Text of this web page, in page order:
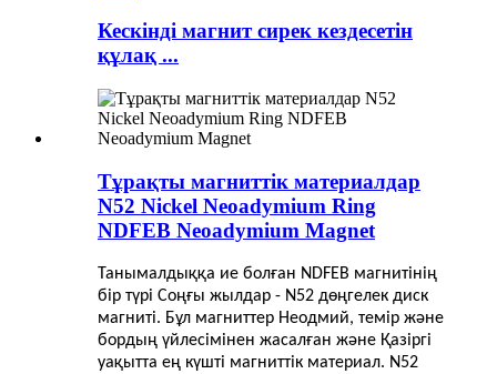
Кескінді магнит сирек кездесетін
құлақ ...
Тұрақты магниттік материалдар
N52 Nickel Neoadymium Ring
NDFEB Neoadymium Magnet
Танымалдыққа ие болған NDFEB магнитінің
бір түрі Соңғы жылдар - N52 дөңгелек диск
магниті. Бұл магниттер Неодмий, темір және
бордың үйлесімінен жасалған және Қазіргі
уақытта ең күшті магниттік материал. N52